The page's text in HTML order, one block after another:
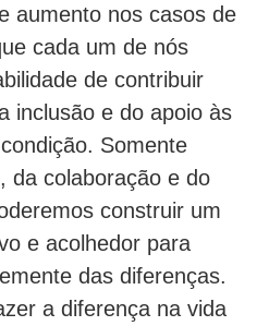
aumento nos casos de
cada um de nós
de contribuir
inclusão e do apoio às
Somente
da colaboração e do
construir um
e acolhedor para
das diferenças.
a diferença na vida